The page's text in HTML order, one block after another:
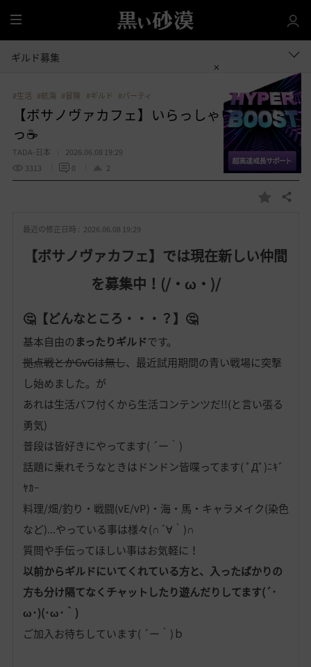
全
体
ギルド募集
#生活 #航海 #冒険 #ギルド #パーティ
【ボサノヴァカフェ】いらっしゃい(( ´_ゝ｀)
っ☕
TADA-日本
2026.06.08 19:29
3313
0 2
お
入
り
共有する
最近の修正日時 : 2026.06.08 19:29
【ボサノヴァカフェ】では現在新しい仲間
を募集中！(/・ω・)/
🤔【どんなところ・・・？】🤔
基本自由のまったりギルドです。
拠点戦とかGvGは無し、最近試用期間の青い戦場に突撃
し始めました。が
あれは生活バフ付くから生活コンテンツだ!!(と言い張る
勇気)
普段は皆好きにやってます( ´ー｀)
話題に乗れそうなときはドンドン皆喋ってます( ﾟДﾟ)ﾆｷﾞ
ﾔｶｰ
料理/畑/釣り・戦闘(vE/vP)・海・馬・キャラメイク(染色
など)...やっている事は様々(∩´∀｀)∩
質問や手伝ってほしい事はお気軽に！
以前からギルドにいてくれている方と、入ったばかりの
方も分け隔てなくチャットしたり遊んだりしてます(´･
ω･)(･ω･｀)
ご加入お待ちしています( ´ー｀)ｂ